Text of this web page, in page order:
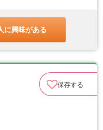
に興味がある
保存する